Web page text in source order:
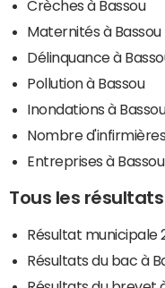
Crèches à Bassou
Maternités à Bassou
Délinquance à
Pollution à Bassou
Inondations à
Nombre
Entreprises à Bassou
Tous les
Résultat municipale
Résultats du bac à